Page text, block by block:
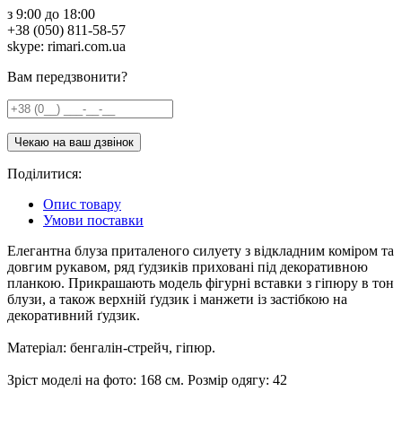
з 9:00 до 18:00
+38 (050) 811-58-57
skype: rimari.com.ua
Вам передзвонити?
Поділитися:
Опис товару
Умови поставки
Елегантна блуза приталеного силуету з відкладним коміром та
довгим рукавом, ряд ґудзиків приховані під декоративною
планкою. Прикрашають модель фігурні вставки з гіпюру в тон
блузи, а також верхній ґудзик і манжети із застібкою на
декоративний ґудзик.
Матеріал: бенгалін-стрейч, гіпюр.
Зріст моделі на фото: 168 см. Розмір одягу: 42